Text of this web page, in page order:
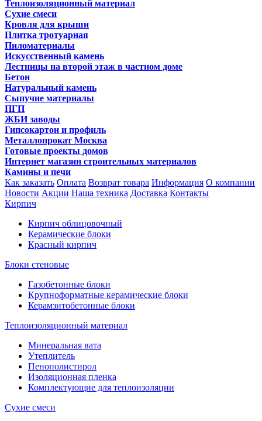
Теплоизоляционный материал
Сухие смеси
Кровля для крыши
Плитка тротуарная
Пиломатериалы
Искусственный камень
Лестницы на второй этаж в частном доме
Бетон
Натуральный камень
Сыпучие материалы
ПГП
ЖБИ заводы
Гипсокартон и профиль
Металлопрокат Москва
Готовые проекты домов
Интернет магазин строительных материалов
Камины и печи
Как заказать Оплата Возврат товара Информация О компании
Новости Акции Наша техника Доставка Контакты
Кирпич
Кирпич облицовочный
Керамические блоки
Красный кирпич
Блоки стеновые
Газобетонные блоки
Крупноформатные керамические блоки
Керамзитобетонные блоки
Теплоизоляционный материал
Минеральная вата
Утеплитель
Пенополистирол
Изоляционная пленка
Комплектующие для теплоизоляции
Сухие смеси